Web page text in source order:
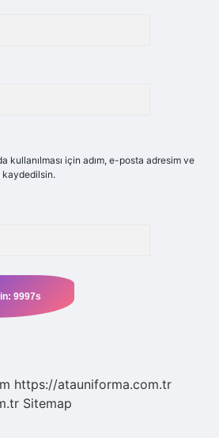
kullanılması için adım, e-posta adresim ve
kaydedilsin.
https://atauniforma.com.tr
Sitemap